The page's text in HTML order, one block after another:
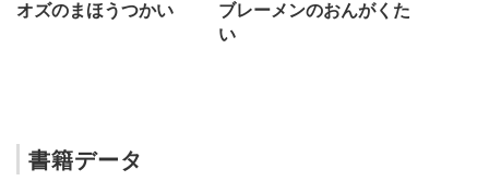
オズのまほうつかい
ブレーメンのおんがくた
い
書籍データ